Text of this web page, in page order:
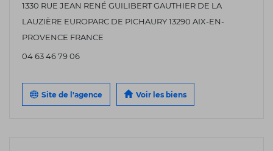
1330 RUE JEAN RENÉ GUILIBERT GAUTHIER DE LA
LAUZIÈRE EUROPARC DE PICHAURY 13290 AIX-EN-
PROVENCE FRANCE
04 63 46 79 06
Site de l'agence Voir les biens